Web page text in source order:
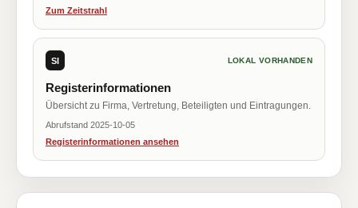
Zum Zeitstrahl
SI LOKAL VORHANDEN
Registerinformationen
Übersicht zu Firma, Vertretung, Beteiligten und Eintragungen.
Abrufstand 2025-10-05
Registerinformationen ansehen